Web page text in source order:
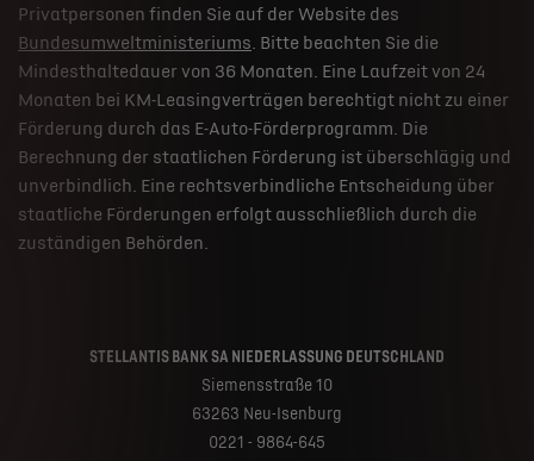
Privatpersonen finden Sie auf der Website des
Bundesumweltministeriums. Bitte beachten Sie die
Mindesthaltedauer von 36 Monaten. Eine Laufzeit von 24
Monaten bei KM-Leasingverträgen berechtigt nicht zu einer
Förderung durch das E-Auto-Förderprogramm. Die
Berechnung der staatlichen Förderung ist überschlägig und
unverbindlich. Eine rechtsverbindliche Entscheidung über
staatliche Förderungen erfolgt ausschließlich durch die
zuständigen Behörden.
STELLANTIS BANK SA NIEDERLASSUNG DEUTSCHLAND
Siemensstraße 10
63263 Neu-Isenburg
0221 - 9864-645